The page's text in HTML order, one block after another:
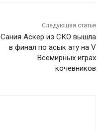
Следующая статья
Сания Аскер из СКО вышла
в финал по асык ату на V
Всемирных играх
кочевников